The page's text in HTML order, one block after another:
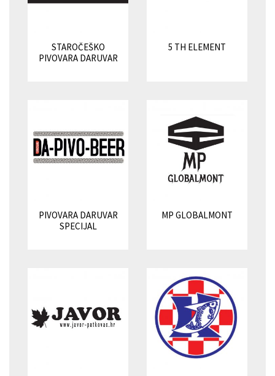
STAROČEŠKO
PIVOVARA DARUVAR
5 TH ELEMENT
PIVOVARA DARUVAR
SPECIJAL
MP GLOBALMONT